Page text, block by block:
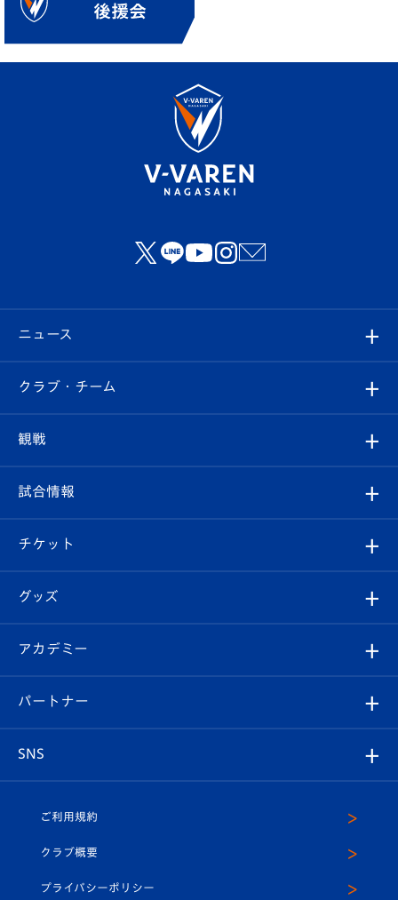
ニュース
すべて
クラブ
試合情報
チケット
イベント
メディア
ホームタウン
クラブ・チーム
クラブ概要
エンブレム紹介
スタッフプロフィール
マスコット紹介
観戦
観戦ルール
はじめての観戦ガイド
Revive Team
ヴィヴィくんの長崎おもてなしガイド
試合情報
試合日程/結果
フォトギャラリー
スタジアムグルメ
チケット
チケット
V-LOVERS（ファンクラブ）
プレイヤーズスイート
グッズ
オンラインショップ
店舗情報
アカデミー
育成からのお知らせ
U-18
パートナー
SNS
ヴィヴィくんインスタグラム
公式LINE＠
ご利用規約
クラブ概要
プライバシーポリシー